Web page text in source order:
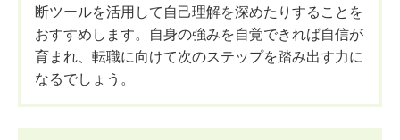
断ツールを活用して自己理解を深めたりすることを
おすすめします。自身の強みを自覚できれば自信が
育まれ、転職に向けて次のステップを踏み出す力に
なるでしょう。